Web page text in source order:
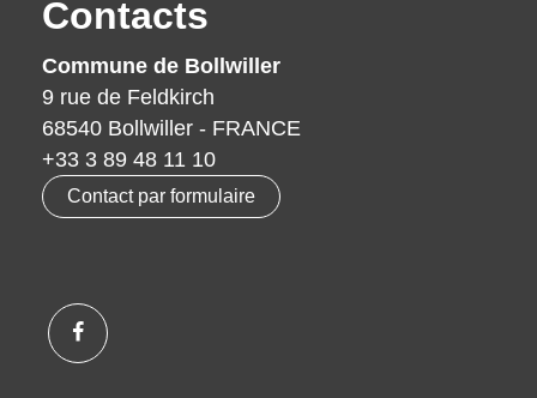
Contacts
Commune de Bollwiller
9 rue de Feldkirch
68540 Bollwiller - FRANCE
+33 3 89 48 11 10
Contact par formulaire